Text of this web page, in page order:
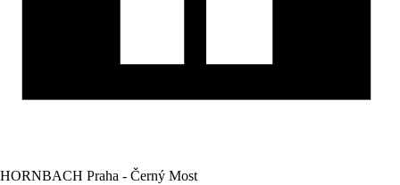
HORNBACH Praha - Černý Most